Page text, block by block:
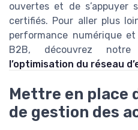
ouvertes et de s’appuyer
certifiés. Pour aller plus
performance numérique
B2B, découvrez
l’optimisation du réseau
Mettre en place
de gestion des